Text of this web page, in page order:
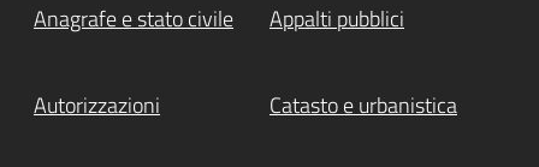
Anagrafe e stato civile Appalti pubblici
Autorizzazioni Catasto e urbanistica